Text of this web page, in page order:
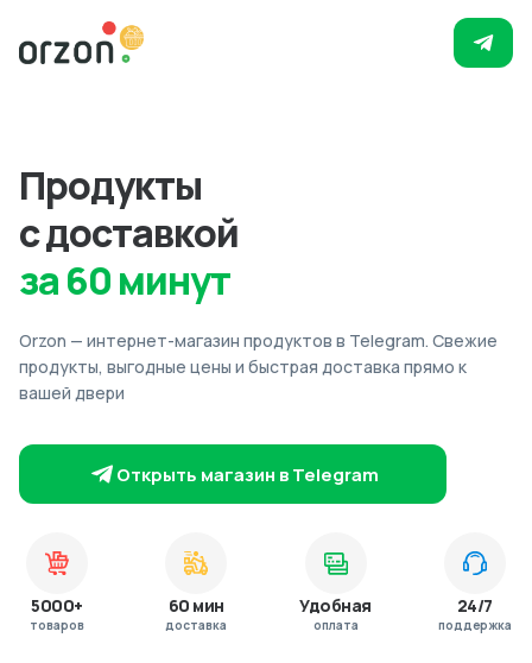
Продукты
с доставкой
за 60 минут
Orzon — интернет-магазин продуктов в Telegram. Свежие
продукты, выгодные цены и быстрая доставка прямо к
вашей двери
Открыть магазин в Telegram
5000+
товаров
60 мин
доставка
Удобная
оплата
24/7
поддержка